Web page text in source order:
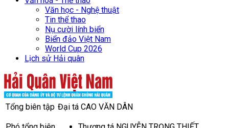
Văn học - Nghệ thuật
Tin thể thao
Nụ cười lính biển
Biển đảo Việt Nam
World Cup 2026
Lịch sử Hải quân
Tổng biên tập Đại tá CAO VĂN DÂN